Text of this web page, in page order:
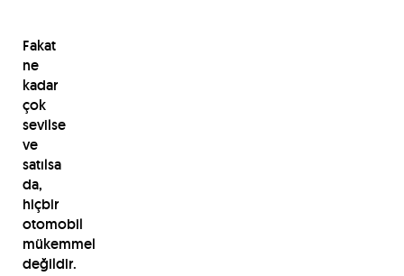
Fakat
ne
kadar
çok
sevilse
ve
satılsa
da,
hiçbir
otomobil
mükemmel
değildir.